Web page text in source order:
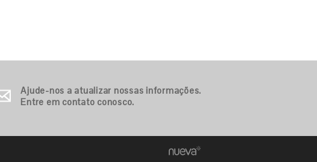
Ajude-nos a atualizar nossas informações.
Entre em contato conosco.